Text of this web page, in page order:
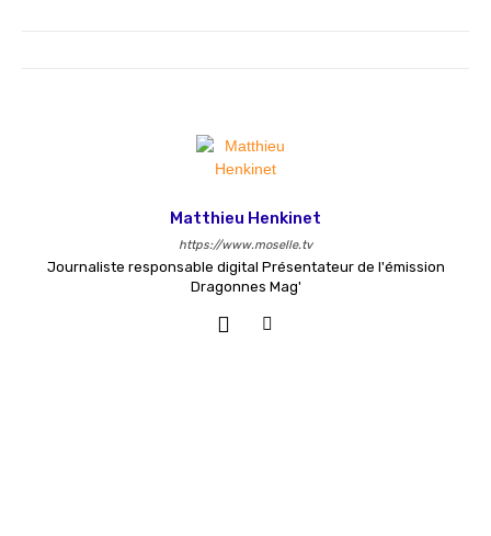
Matthieu Henkinet
https://www.moselle.tv
Journaliste responsable digital Présentateur de l'émission
Dragonnes Mag'